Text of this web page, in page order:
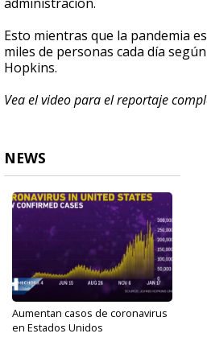
Esto mientras que la pandemia
miles de personas cada día
Hopkins.
Vea el video para el reportaje
NEWS
Aumentan casos de coronavirus
en Estados Unidos